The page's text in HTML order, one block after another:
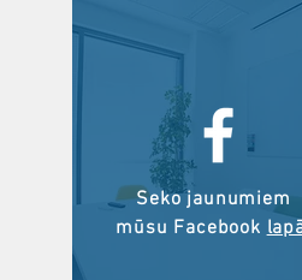
Seko jaunumiem
mūsu Facebook